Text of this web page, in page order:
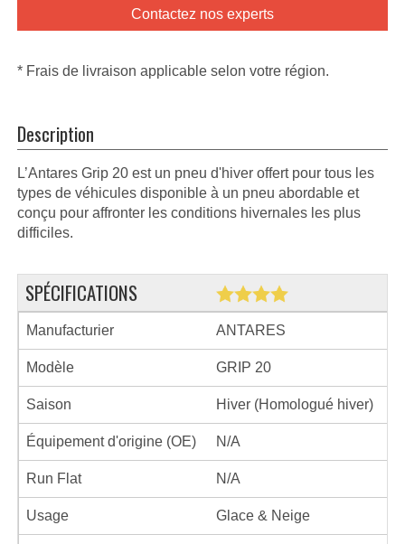
Contactez nos experts
* Frais de livraison applicable selon votre région.
Description
L’Antares Grip 20 est un pneu d'hiver offert pour tous les
types de véhicules disponible à un pneu abordable et
conçu pour affronter les conditions hivernales les plus
difficiles.
SPÉCIFICATIONS
Manufacturier ANTARES
Modèle GRIP 20
Saison Hiver (Homologué hiver)
Équipement d'origine (OE) N/A
Run Flat N/A
Usage Glace & Neige